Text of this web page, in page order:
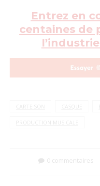
Entrez en
centaines de
CARTE SON CASQUE
PRODUCTION MUSICALE
0 commentaires